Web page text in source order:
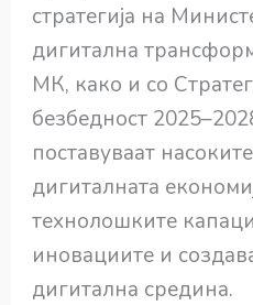
стратегија на
дигитална
МК, како и со
безбедност
поставуваат
дигиталната
технолошките
иновациите и
дигитална средина.